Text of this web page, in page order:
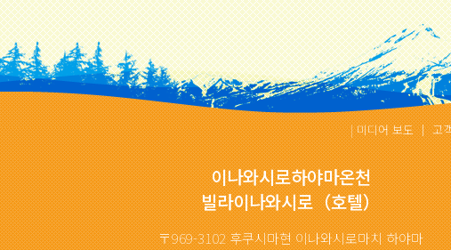
|미디어 보도｜고
이나와시로하야마온천
빌라이나와시로（호텔）
〒969-3102 후쿠시마현 이나와시로마치 하야마